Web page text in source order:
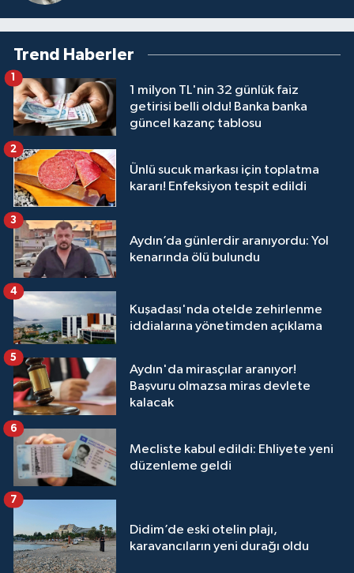
Trend Haberler
1 milyon TL'nin 32 günlük faiz
getirisi belli oldu! Banka banka
güncel kazanç tablosu
1
Ünlü sucuk markası için toplatma
kararı! Enfeksiyon tespit edildi
2
Aydın’da günlerdir aranıyordu: Yol
kenarında ölü bulundu
3
Kuşadası'nda otelde zehirlenme
iddialarına yönetimden açıklama
4
Aydın'da mirasçılar aranıyor!
Başvuru olmazsa miras devlete
kalacak
5
Mecliste kabul edildi: Ehliyete yeni
düzenleme geldi
6
Didim’de eski otelin plajı,
karavancıların yeni durağı oldu
7